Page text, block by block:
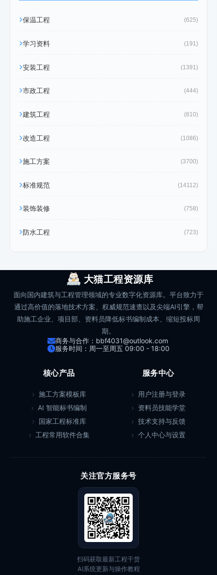
保温工程 (625)
学习资料 (191)
安装工程 (1391)
市政工程 (444)
建筑工程 (810)
改造工程 (1086)
施工方案 (3700)
标准规范 (14112)
装饰装修 (758)
防水工程 (723)
大猫工程资源库
面向国内建筑与工程管理领域的专业数字化资源库。平台致力于
通过高价值的落地技术方案、权威规范速查以及尖端AI引擎，帮
助施工企业、项目部、资料员降低标书编制成本、缩短投标周
期。
商务与合作：bbf4031@outlook.com
服务时间：周一至周五 09:00 - 18:00
核心产品
施工方案模板库
AI 智能标书编制
国家工程标准库
工程常用软件合集
服务中心
用户注册与登录
资料员技能学堂
技术支持与反馈
个人中心与设置
关注官方服务号
扫码获取最新工程干货
AI系统更新与操作教程